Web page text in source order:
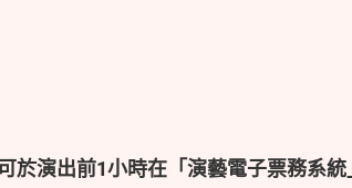
於演出前1小時在「演藝電子票務系統